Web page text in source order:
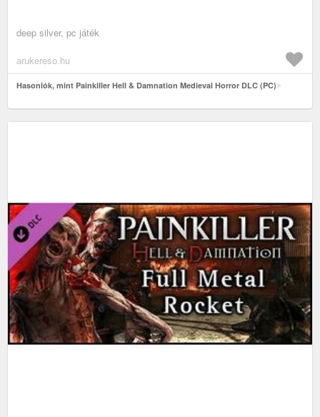
deep silver, pc játék
arukereso.hu
Hasonlók, mint Painkiller Hell & Damnation Medieval Horror DLC (PC)